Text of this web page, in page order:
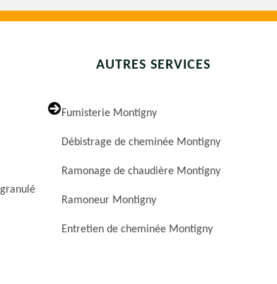
AUTRES SERVICES
Fumisterie Montigny
Débistrage de cheminée Montigny
Ramonage de chaudière Montigny
Ramoneur Montigny
Entretien de cheminée Montigny